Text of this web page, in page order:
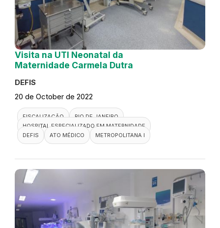
Visita na UTI Neonatal da
Maternidade Carmela Dutra
DEFIS
20 de October de 2022
FISCALIZAÇÃO
RIO DE JANEIRO
HOSPITAL ESPECIALIZADO EM MATERNIDADE
DEFIS
ATO MÉDICO METROPOLITANA I